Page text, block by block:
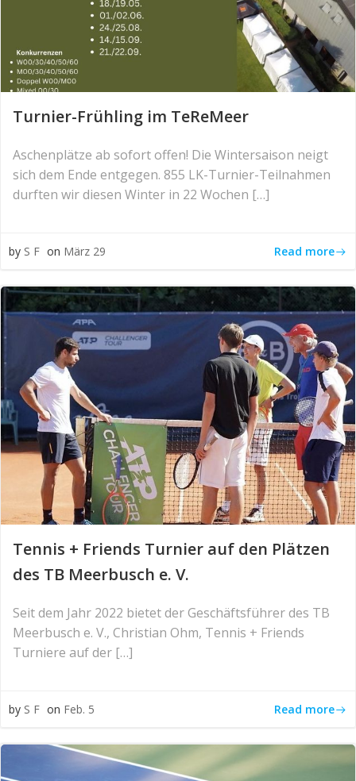
Turnier-Frühling im TeReMeer
Aschenplätze ab sofort offen! Die Wintersaison neigt
sich dem Ende entgegen. 855 LK-Turnier-Teilnahmen
durften wir diesen Winter in 22 Wochen […]
by S F on März 29 Read more
Tennis + Friends Turnier auf den Plätzen
des TB Meerbusch e. V.
Seit dem Jahr 2022 bietet der Geschäftsführer des TB
Meerbusch e. V., Christian Ohm, Tennis + Friends
Turniere auf der […]
by S F on Feb. 5 Read more